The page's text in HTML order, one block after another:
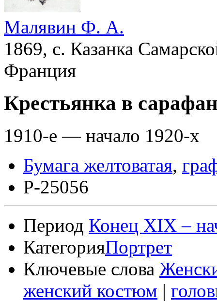
Малявин Ф. А.
1869, с. Казанка
Франция
Крестьянка в
1910-е — начало 1920-х
Бумага желтоватая,
Р-25056
Период Конец XIX –
КатегорияПортрет
Ключевые слова
женский костюм |